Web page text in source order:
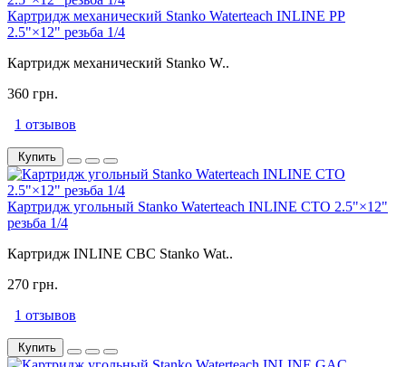
Картридж механический Stanko Waterteach INLINE PP
2.5"×12" резьба 1/4
Картридж механический Stanko W..
360 грн.
1 отзывов
Купить
Картридж угольный Stanko Waterteach INLINE CTO 2.5"×12"
резьба 1/4
Картридж INLINE CBC Stanko Wat..
270 грн.
1 отзывов
Купить